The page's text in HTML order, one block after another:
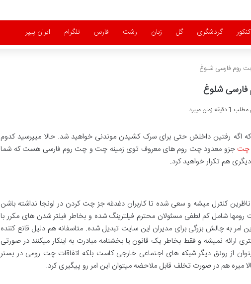
کنکور گردشگری گل زبان رشت فارس تلگرام ایران پیپر
روم فارسی شلوغ
شلوغ
زمان میبرد
اگه رفتین داخلش حتی برای سرک کشیدن موندنی خواهید شد. حالا میپرسید کدوم
چت جزو معدود چت روم های معروف توی زمینه چت و چت روم فارسی هست که شما
هم تکرار خواهید کرد.
صورت 24 ساعته توسط ناظرین کنترل میشه و سعی شده تا کاربران دغدغه جز چت کردن در اونجا نداشته باشن
شامل کم لطفی مسئولان محترم فیلترینگ شده و بخاطر فیلتر شدن های مکرر با
به چالش بزرگی برای مدیران این سایت تبدیل شده. متاسفانه هم دلیل قانع کننده
ارائه نمیشه و فقط بخاطر یک قانون یا بخشنامه مبادرت به اینکار میکنند.در صورتی
از رونق دیگر شبکه های اجتماعی خارجی کاست بلکه اتفاقات چت رومی در بستر
میره هم در صورت تخلف قابل ملاحضه میتوان این امر رو پیگیری کرد.